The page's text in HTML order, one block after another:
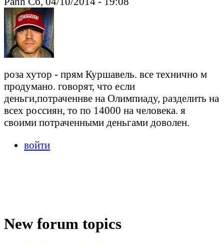
роза хутор - прям Куршавель. все технично м
продумано. говорят, что если
деньги,потраченнве на Олимпиаду, разделить на
всех россиян, то по 14000 на человека. я
своими потраченными деньгами доволен.
войти
New forum topics